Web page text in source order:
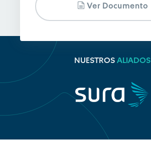
Ver Documento
NUESTROS ALIADOS